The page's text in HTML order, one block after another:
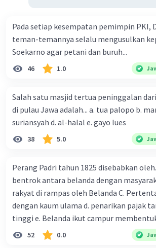
Pada setiap kesempatan pemimpin PKI,
teman-temannya selalu mengusulkan
Soekarno agar petani dan buruh...
46 1.0
Salah satu masjid tertua peninggalan
di pulau Jawa adalah... a. tua palopo b. mantingan c.
suriansyah d. al-halal e. gayo lues
38 5.0
Perang Padri tahun 1825 disebabkan
bentrok antara belanda dengan
rakyat di rampas oleh Belanda C.
dengan kaum ulama d. penarikan pajak
tinggi e. Belanda ikut campur
52 0.0